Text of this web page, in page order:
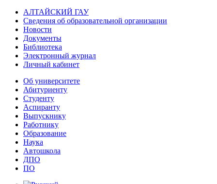
АЛТАЙСКИЙ ГАУ
Сведения об образовательной организации
Новости
Документы
Библиотека
Электронный журнал
Личный кабинет
Об университете
Абитуриенту
Студенту
Аспиранту
Выпускнику
Работнику
Образование
Наука
Автошкола
ДПО
ПО